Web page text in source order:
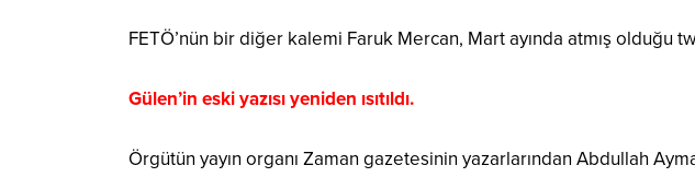
FETÖ’nün bir diğer kalemi Faruk Mercan, Mart ayında atmış
Gülen’in eski yazısı yeniden ısıtıldı.
Örgütün yayın organı Zaman gazetesinin yazarlarından Abdullah